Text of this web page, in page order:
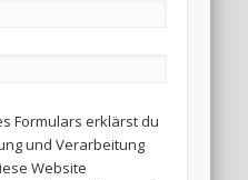
Formulars erklärst du
und Verarbeitung
Website